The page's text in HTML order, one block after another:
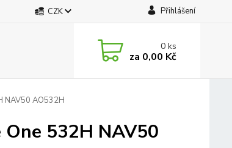
CZK Přihlášení
0ks
za 0,00 Kč
NAV50 AO532H
532H NAV50